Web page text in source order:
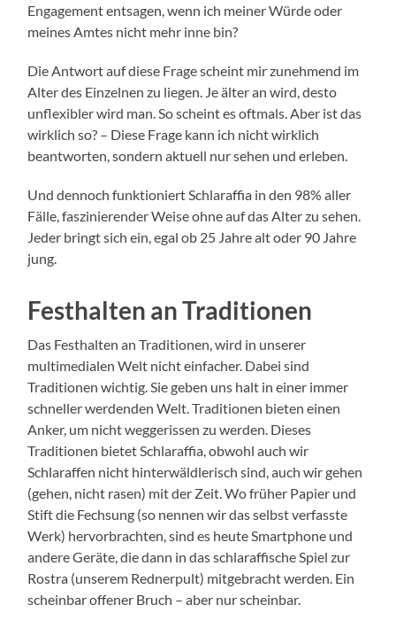
Engagement entsagen, wenn ich meiner Würde oder
meines Amtes nicht mehr inne bin?
Die Antwort auf diese Frage scheint mir zunehmend im
Alter des Einzelnen zu liegen. Je älter an wird, desto
unflexibler wird man. So scheint es oftmals. Aber ist das
wirklich so? – Diese Frage kann ich nicht wirklich
beantworten, sondern aktuell nur sehen und erleben.
Und dennoch funktioniert Schlaraffia in den 98% aller
Fälle, faszinierender Weise ohne auf das Alter zu sehen.
Jeder bringt sich ein, egal ob 25 Jahre alt oder 90 Jahre
jung.
Festhalten an Traditionen
Das Festhalten an Traditionen, wird in unserer
multimedialen Welt nicht einfacher. Dabei sind
Traditionen wichtig. Sie geben uns halt in einer immer
schneller werdenden Welt. Traditionen bieten einen
Anker, um nicht weggerissen zu werden. Dieses
Traditionen bietet Schlaraffia, obwohl auch wir
Schlaraffen nicht hinterwäldlerisch sind, auch wir gehen
(gehen, nicht rasen) mit der Zeit. Wo früher Papier und
Stift die Fechsung (so nennen wir das selbst verfasste
Werk) hervorbrachten, sind es heute Smartphone und
andere Geräte, die dann in das schlaraffische Spiel zur
Rostra (unserem Rednerpult) mitgebracht werden. Ein
scheinbar offener Bruch – aber nur scheinbar.